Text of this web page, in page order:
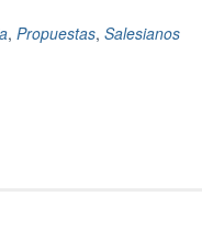
, Propuestas, Salesianos